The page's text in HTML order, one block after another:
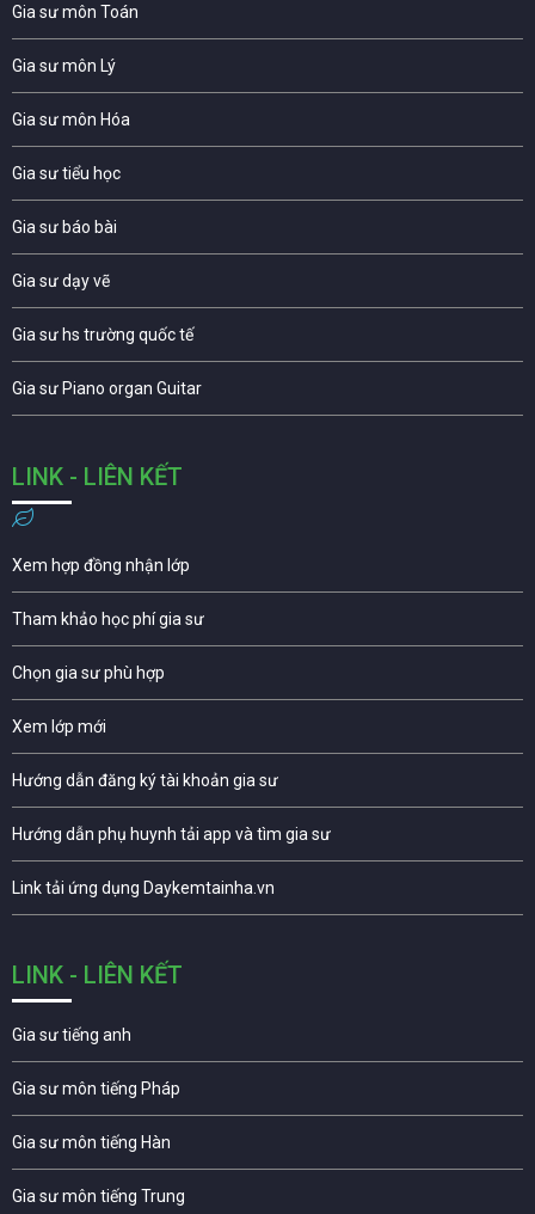
Gia sư môn Toán
Gia sư môn Lý
Gia sư môn Hóa
Gia sư tiểu học
Gia sư báo bài
Gia sư dạy vẽ
Gia sư hs trường quốc tế
Gia sư Piano organ Guitar
LINK - LIÊN KẾT
Xem hợp đồng nhận lớp
Tham khảo học phí gia sư
Chọn gia sư phù hợp
Xem lớp mới
Hướng dẫn đăng ký tài khoản gia sư
Hướng dẫn phụ huynh tải app và tìm gia sư
Link tải ứng dụng Daykemtainha.vn
LINK - LIÊN KẾT
Gia sư tiếng anh
Gia sư môn tiếng Pháp
Gia sư môn tiếng Hàn
Gia sư môn tiếng Trung